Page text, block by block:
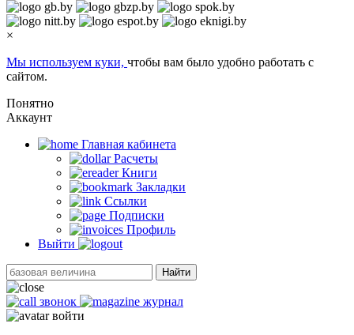
×
Мы используем куки, чтобы вам было удобно работать с
сайтом.
Понятно
Аккаунт
Главная кабинетa
Расчеты
Книги
Закладки
Ссылки
Подписки
Профиль
Выйти
Найти
звонок
журнал
войти